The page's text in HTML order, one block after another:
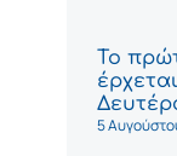
Το
5